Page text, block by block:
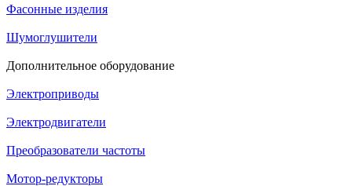
Фасонные изделия
Шумоглушители
Дополнительное оборудование
Электроприводы
Электродвигатели
Преобразователи частоты
Мотор-редукторы